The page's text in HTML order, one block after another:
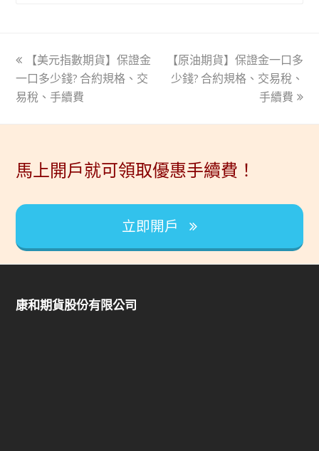
上
一
篇
【美元指數期貨】保證金
一口多少錢? 合約規格、交
易稅、手續費
下
一
【原油期貨】保證金一口多
少錢? 合約規格、交易稅、
手續費
馬上開戶就可領取優惠手續費！
立即開戶
康和期貨股份有限公司